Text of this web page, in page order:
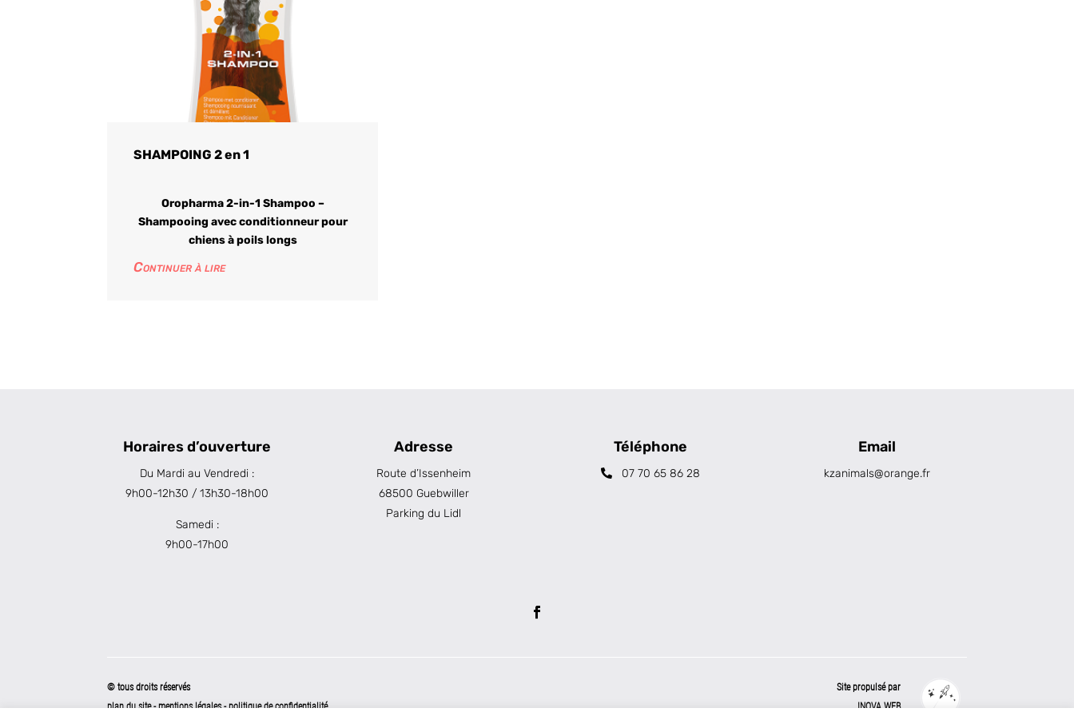
SHAMPOING 2 en 1
Oropharma 2-in-1 Shampoo –
Shampooing avec conditionneur pour
chiens à poils longs
Continuer à lire
Horaires d’ouverture
Du Mardi au Vendredi :
9h00-12h30 / 13h30-18h00
Samedi :
9h00-17h00
Adresse
Route d’Issenheim
68500 Guebwiller
Parking du Lidl
Téléphone
07 70 65 86 28
Email
kzanimals@orange.fr
© tous droits réservés
plan du site-mentions légales-politique de confidentialité
Site propulsé par
INOVA WEB